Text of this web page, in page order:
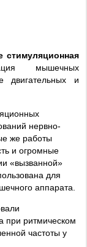
стимуляционная
мышечных
двигательных и
нервно-
же работы
и огромные
«вызванной»
для
аппарата.
при ритмическом
частоты у